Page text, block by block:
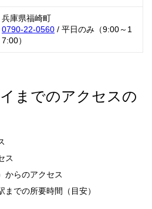
兵庫県福崎町
0790-22-0560 / 平日のみ（9:00～1
7:00）
までのアクセスの
ス
からのアクセス
での所要時間（目安）